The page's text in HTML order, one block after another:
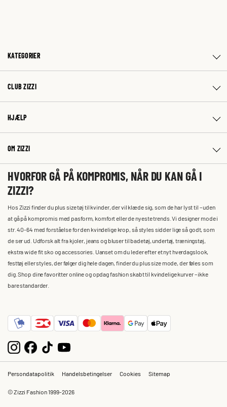
KATEGORIER
CLUB ZIZZI
HJÆLP
OM ZIZZI
HVORFOR GÅ PÅ KOMPROMIS, NÅR DU KAN GÅ I
ZIZZI?
Hos Zizzi finder du plus size tøj til kvinder, der vil klæde sig, som de har lyst til – uden
at gå på kompromis med pasform, komfort eller de nyeste trends. Vi designer mode i
str. 40-64 med forståelse for den kvindelige krop, så styles sidder lige så godt, som
de ser ud. Udforsk alt fra kjoler, jeans og bluser til badetøj, undertøj, træningstøj,
ekstra wide fit sko og accessories. Uanset om du leder efter et nyt hverdagslook,
festtøj eller styles, der følger dig hele dagen, finder du plus size mode, der føles som
dig. Shop dine favoritter online og opdag fashion skabt til kvindelige kurver – ikke
bare standarder.
Persondatapolitik Handelsbetingelser Cookies Sitemap
© Zizzi Fashion 1999-2026